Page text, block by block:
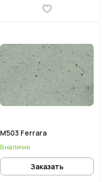
M503 Ferrara
В наличии
Заказать